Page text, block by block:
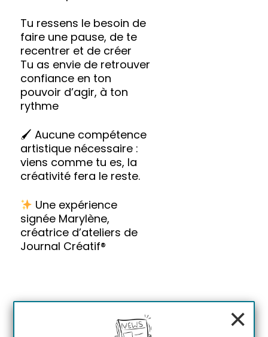
Tu ressens le besoin de
faire une pause, de te
recentrer et de créer
Tu as envie de retrouver
confiance en ton
pouvoir d’agir, à ton
rythme
🖌 Aucune compétence
artistique nécessaire :
viens comme tu es, la
créativité fera le reste.
Une expérience
signée Marylène,
créatrice d’ateliers de
Journal Créatif®
×